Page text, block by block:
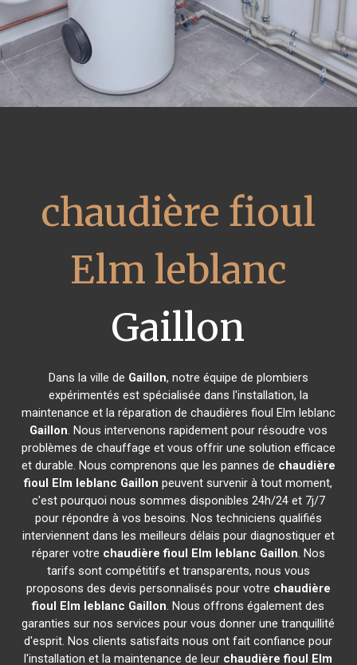
chaudière fioul
Elm leblanc
Gaillon
Dans la ville de Gaillon, notre équipe de plombiers
expérimentés est spécialisée dans l'installation, la
maintenance et la réparation de chaudières fioul Elm leblanc
Gaillon. Nous intervenons rapidement pour résoudre vos
problèmes de chauffage et vous offrir une solution efficace
et durable. Nous comprenons que les pannes de chaudière
fioul Elm leblanc Gaillon peuvent survenir à tout moment,
c'est pourquoi nous sommes disponibles 24h/24 et 7j/7
pour répondre à vos besoins. Nos techniciens qualifiés
interviennent dans les meilleurs délais pour diagnostiquer et
réparer votre chaudière fioul Elm leblanc Gaillon. Nos
tarifs sont compétitifs et transparents, nous vous
proposons des devis personnalisés pour votre chaudière
fioul Elm leblanc Gaillon. Nous offrons également des
garanties sur nos services pour vous donner une tranquillité
d'esprit. Nos clients satisfaits nous ont fait confiance pour
l'installation et la maintenance de leur chaudière fioul Elm